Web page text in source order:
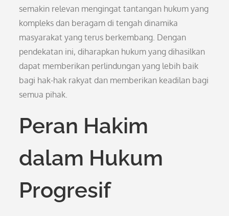
semakin relevan mengingat tantangan hukum yang
kompleks dan beragam di tengah dinamika
masyarakat yang terus berkembang. Dengan
pendekatan ini, diharapkan hukum yang dihasilkan
dapat memberikan perlindungan yang lebih baik
bagi hak-hak rakyat dan memberikan keadilan bagi
semua pihak.
Peran Hakim
dalam Hukum
Progresif